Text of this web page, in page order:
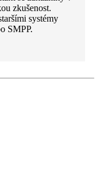
zkušenost.
systémy
SMPP.